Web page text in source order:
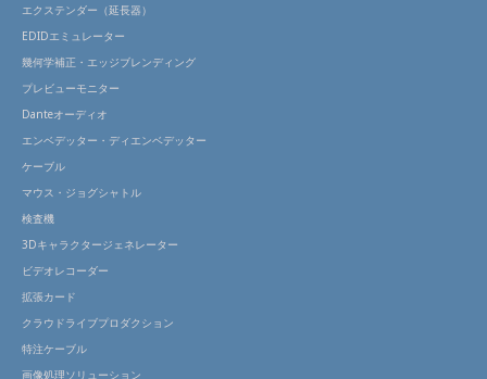
エクステンダー（延長器）
EDIDエミュレーター
幾何学補正・エッジブレンディング
プレビューモニター
Danteオーディオ
エンベデッター・ディエンベデッター
ケーブル
マウス・ジョグシャトル
検査機
3Dキャラクタージェネレーター
ビデオレコーダー
拡張カード
クラウドライブプロダクション
特注ケーブル
画像処理ソリューション